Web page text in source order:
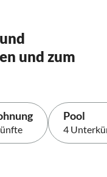
und zum
Pool
4